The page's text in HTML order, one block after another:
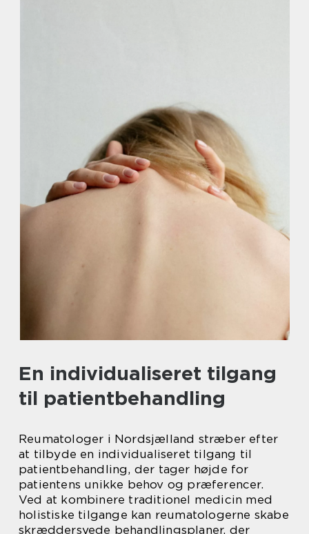
En individualiseret tilgang
til patientbehandling
Reumatologer i Nordsjælland stræber efter
at tilbyde en individualiseret tilgang til
patientbehandling, der tager højde for
patientens unikke behov og præferencer.
Ved at kombinere traditionel medicin med
holistiske tilgange kan reumatologerne skabe
skræddersyede behandlingsplaner, der